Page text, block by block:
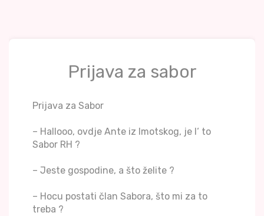
Prijava za sabor
Prijava za Sabor
– Hallooo, ovdje Ante iz Imotskog, je l‘ to
Sabor RH ?
– Jeste gospodine, a što želite ?
– Hocu postati član Sabora, što mi za to
treba ?